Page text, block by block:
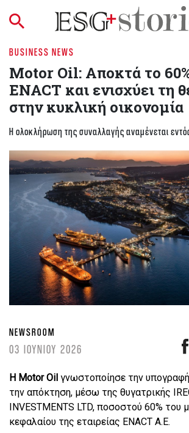
BUSINESS NEWS
Motor Oil: Αποκτά το
ENACT και ενισχύει τη
στην κυκλική οικονομία
Η ολοκλήρωση της συναλλαγής αναμένεται
NEWSROOM
03 ΙΟΥΝΙΟΥ 2026
Η Motor Oil γνωστοποίησε την
την απόκτηση, μέσω της θυγατρικής
INVESTMENTS LTD, ποσοστού 60% του
κεφαλαίου της εταιρείας ENACT A.E.